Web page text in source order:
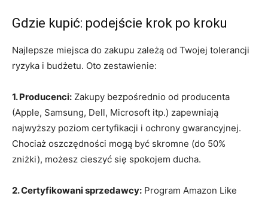
Gdzie kupić: podejście krok po kroku
Najlepsze miejsca do zakupu zależą od Twojej tolerancji
ryzyka i budżetu. Oto zestawienie:
1. Producenci: Zakupy bezpośrednio od producenta
(Apple, Samsung, Dell, Microsoft itp.) zapewniają
najwyższy poziom certyfikacji i ochrony gwarancyjnej.
Chociaż oszczędności mogą być skromne (do 50%
zniżki), możesz cieszyć się spokojem ducha.
2. Certyfikowani sprzedawcy: Program Amazon Like